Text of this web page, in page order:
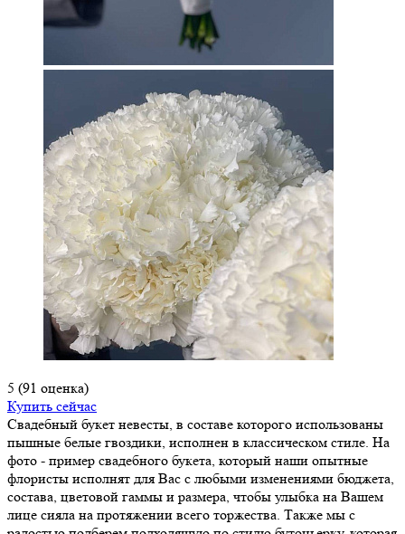
5 (91 оценка)
Купить сейчас
Свадебный букет невесты, в составе которого использованы
пышные белые гвоздики, исполнен в классическом стиле. На
фото - пример свадебного букета, который наши опытные
флористы исполнят для Вас с любыми изменениями бюджета,
состава, цветовой гаммы и размера, чтобы улыбка на Вашем
лице сияла на протяжении всего торжества. Также мы с